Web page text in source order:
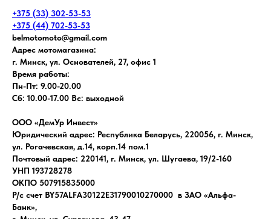
+375 (33) 302-53-53
+375 (44) 702-53-53
belmotomoto@gmail.com
Адрес мотомагазина:
г. Минск, ул. Основателей, 27, офис 1
Время работы:
Пн-Пт: 9.00-20.00
Сб: 10.00-17.00 Вс: выходной
ООО «ДемУр Инвест»
Юридический адрес: Республика Беларусь, 220056, г. Минск,
ул. Рогачевская, д.14, корп.14 пом.1
Почтовый адрес: 220141, г. Минск, ул. Шугаева, 19/2-160
УНП 193728278
ОКПО 507915835000
Р/с счет BY57ALFA30122E31790010270000 в ЗАО «Альфа-
Банк»,